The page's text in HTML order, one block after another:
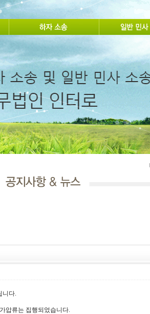
니다.
압류는 집행되었습니다.